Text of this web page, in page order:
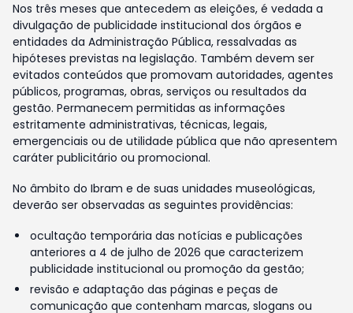
Nos três meses que antecedem as eleições, é vedada a
divulgação de publicidade institucional dos órgãos e
entidades da Administração Pública, ressalvadas as
hipóteses previstas na legislação. Também devem ser
evitados conteúdos que promovam autoridades, agentes
públicos, programas, obras, serviços ou resultados da
gestão. Permanecem permitidas as informações
estritamente administrativas, técnicas, legais,
emergenciais ou de utilidade pública que não apresentem
caráter publicitário ou promocional.
No âmbito do Ibram e de suas unidades museológicas,
deverão ser observadas as seguintes providências:
ocultação temporária das notícias e publicações
anteriores a 4 de julho de 2026 que caracterizem
publicidade institucional ou promoção da gestão;
revisão e adaptação das páginas e peças de
comunicação que contenham marcas, slogans ou